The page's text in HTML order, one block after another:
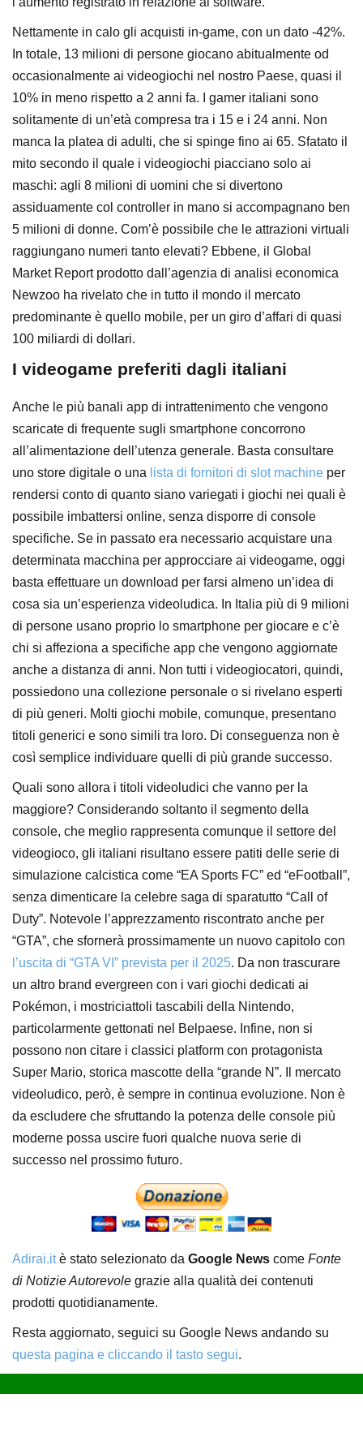
Nettamente in calo gli acquisti in-game, con un dato -42%.
In totale, 13 milioni di persone giocano abitualmente od
occasionalmente ai videogiochi nel nostro Paese, quasi il
10% in meno rispetto a 2 anni fa. I gamer italiani sono
solitamente di un’età compresa tra i 15 e i 24 anni. Non
manca la platea di adulti, che si spinge fino ai 65. Sfatato il
mito secondo il quale i videogiochi piacciano solo ai
maschi: agli 8 milioni di uomini che si divertono
assiduamente col controller in mano si accompagnano ben
5 milioni di donne. Com’è possibile che le attrazioni virtuali
raggiungano numeri tanto elevati? Ebbene, il Global
Market Report prodotto dall’agenzia di analisi economica
Newzoo ha rivelato che in tutto il mondo il mercato
predominante è quello mobile, per un giro d’affari di quasi
100 miliardi di dollari.
I videogame preferiti dagli italiani
Anche le più banali app di intrattenimento che vengono
scaricate di frequente sugli smartphone concorrono
all’alimentazione dell’utenza generale. Basta consultare
uno store digitale o una lista di fornitori di slot machine per
rendersi conto di quanto siano variegati i giochi nei quali è
possibile imbattersi online, senza disporre di console
specifiche. Se in passato era necessario acquistare una
determinata macchina per approcciare ai videogame, oggi
basta effettuare un download per farsi almeno un’idea di
cosa sia un’esperienza videoludica. In Italia più di 9 milioni
di persone usano proprio lo smartphone per giocare e c’è
chi si affeziona a specifiche app che vengono aggiornate
anche a distanza di anni. Non tutti i videogiocatori, quindi,
possiedono una collezione personale o si rivelano esperti
di più generi. Molti giochi mobile, comunque, presentano
titoli generici e sono simili tra loro. Di conseguenza non è
così semplice individuare quelli di più grande successo.
Quali sono allora i titoli videoludici che vanno per la
maggiore? Considerando soltanto il segmento della
console, che meglio rappresenta comunque il settore del
videogioco, gli italiani risultano essere patiti delle serie di
simulazione calcistica come “EA Sports FC” ed “eFootball”,
senza dimenticare la celebre saga di sparatutto “Call of
Duty”. Notevole l’apprezzamento riscontrato anche per
“GTA”, che sfornerà prossimamente un nuovo capitolo con
l’uscita di “GTA VI” prevista per il 2025. Da non trascurare
un altro brand evergreen con i vari giochi dedicati ai
Pokémon, i mostriciattoli tascabili della Nintendo,
particolarmente gettonati nel Belpaese. Infine, non si
possono non citare i classici platform con protagonista
Super Mario, storica mascotte della “grande N”. Il mercato
videoludico, però, è sempre in continua evoluzione. Non è
da escludere che sfruttando la potenza delle console più
moderne possa uscire fuori qualche nuova serie di
successo nel prossimo futuro.
Adirai.itè stato selezionato da Google News come Fonte
di Notizie Autorevole grazie alla qualità dei contenuti
prodotti quotidianamente.
Resta aggiornato, seguici su Google News andando su
questa pagina e cliccando il tasto segui.